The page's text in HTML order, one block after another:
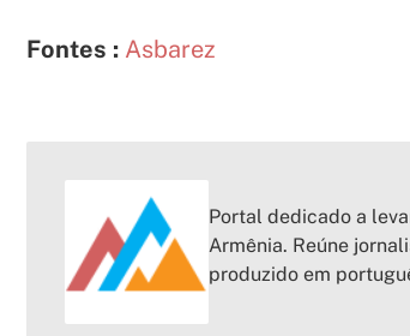
Fontes : Asbarez
Portal dedicado a
Armênia. Reúne
produzido em